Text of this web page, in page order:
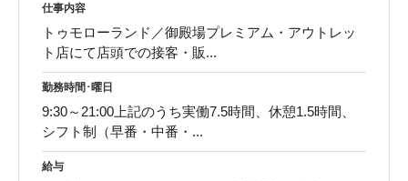
仕事内容
トゥモローランド／御殿場プレミアム・アウトレッ
ト店にて店頭での接客・販...
勤務時間･曜日
9:30～21:00上記のうち実働7.5時間、休憩1.5時間、
シフト制（早番・中番・...
給与